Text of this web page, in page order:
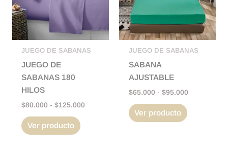
JUEGO DE SABANAS
JUEGO DE
SABANAS 180
HILOS
$80.000 - $125.000
$125.000
Ver producto
Las
opciones
se
pueden
página
producto
JUEGO DE SABANAS
SABANA
AJUSTABLE
$65.000 - $95.000
$95.000
Ver producto
Las
opciones
se
pueden
la
de